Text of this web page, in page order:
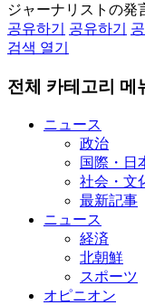
ジャーナリストの発
공유하기
공유하기
검색 열기
전체 카테고리 메
ニュース
政治
国際・日
社会・文
最新記事
ニュース
経済
北朝鮮
スポーツ
オピニオン